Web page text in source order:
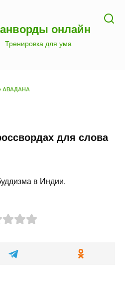
онлайн
Тренировка для ума
АВАДАНА
для слова
в Индии.